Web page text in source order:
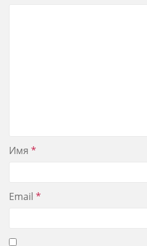
Имя *
Email *